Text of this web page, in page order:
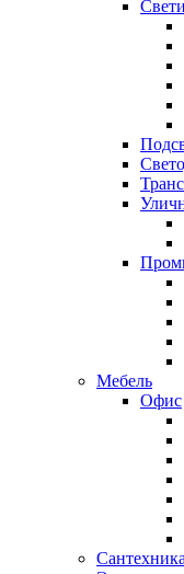
Мебель
Офис
Сантехника